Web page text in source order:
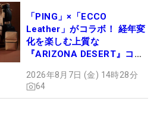
「PING」×「ECCO
Leather」がコラボ！ 経年変
化を楽しむ上質な
『ARIZONA DESERT』コレ
ュー
2026年8月7日 (金) 14時28分
64